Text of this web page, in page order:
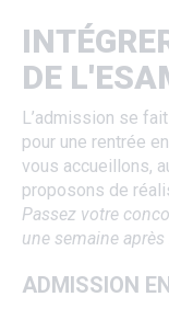
DE
L’admission se
pour une rentrée
vous accueillons,
proposons de
Passez votre
une semaine
ADMISSION